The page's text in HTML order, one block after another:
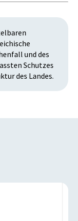
und des
Schutzes
des Landes.